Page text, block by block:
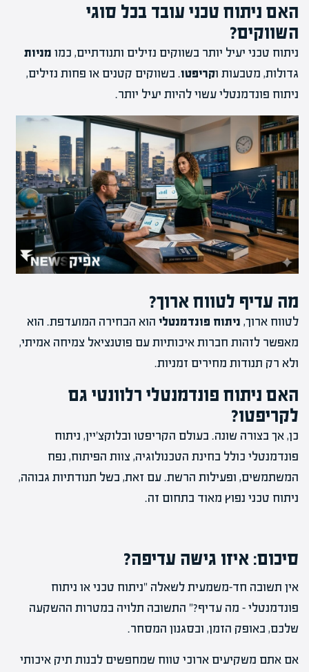
האם ניתוח טכני עובד בכל סוגי
השווקים?
ניתוח טכני יעיל יותר בשווקים נזילים ותנודתיים, כמו מניות
גדולות, מטבעות וקריפטו. בשווקים קטנים או פחות נזילים,
ניתוח פונדמנטלי עשוי להיות יעיל יותר.
מה עדיף לטווח ארוך?
לטווח ארוך, ניתוח פונדמנטלי הוא הבחירה המועדפת. הוא
מאפשר לזהות חברות איכותיות עם פוטנציאל צמיחה אמיתי,
ולא רק תנודות מחירים זמניות.
האם ניתוח פונדמנטלי רלוונטי גם
לקריפטו?
כן, אך בצורה שונה. בעולם הקריפטו ובלוקצ'יין, ניתוח
פונדמנטלי כולל בחינת הטכנולוגיה, צוות הפיתוח, נפח
המשתמשים, ופעילות הרשת. עם זאת, בשל תנודתיות גבוהה,
ניתוח טכני נפוץ מאוד בתחום זה.
סיכום: איזו גישה עדיפה?
אין תשובה חד-משמעית לשאלה "ניתוח טכני או ניתוח
פונדמנטלי – מה עדיף?" התשובה תלויה במטרות ההשקעה
שלכם, באופק הזמן, ובסגנון המסחר.
אם אתם משקיעים ארוכי טווח שמחפשים לבנות תיק איכותי